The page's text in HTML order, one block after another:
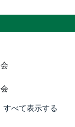
すべて表示する